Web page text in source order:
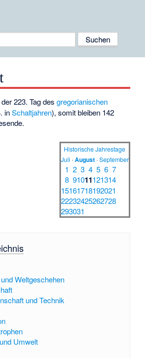
der 223. Tag desgregorianischen
inSchaltjahren), somit bleiben 142
Historische Jahrestage
Juli ·August·September
1 2 3 4 5 6 7
8 91011121314
15161718192021
22232425262728
293031
Weltgeschehen
und Technik
Umwelt